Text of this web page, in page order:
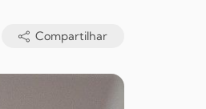
Compartilhar